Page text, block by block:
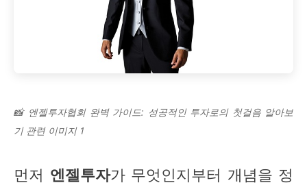
📸 엔젤투자협회 완벽 가이드: 성공적인 투자로의 첫걸음 알아보
기 관련 이미지 1
먼저 엔젤투자가 무엇인지부터 개념을 정